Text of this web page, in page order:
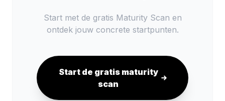
Start met de gratis Maturity Scan en
ontdek jouw concrete startpunten.
Start de gratis maturity
scan